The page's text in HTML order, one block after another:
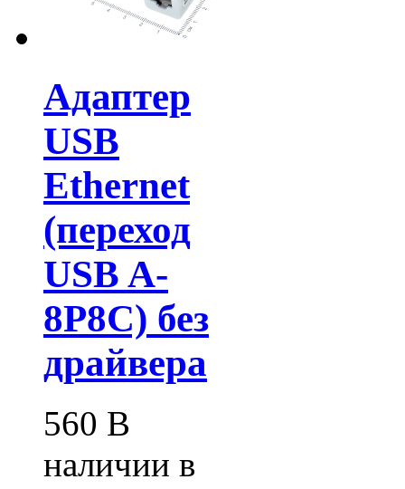
Адаптер
USB
Ethernet
(переход
USB A-
8P8C) без
драйвера
560 В
наличии в